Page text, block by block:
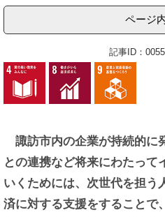
ページ
記事ID：
諏訪市内の企業が持続的に
との連携など将来にわたって
いくためには、次世代を担う
済に対する支援をすることで